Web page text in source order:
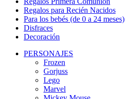
Regalos para Recién Nacidos
Para los bebés (de 0 a 24 meses)
Disfraces
Decoración
PERSONAJES
Frozen
Gorjuss
Lego
Marvel